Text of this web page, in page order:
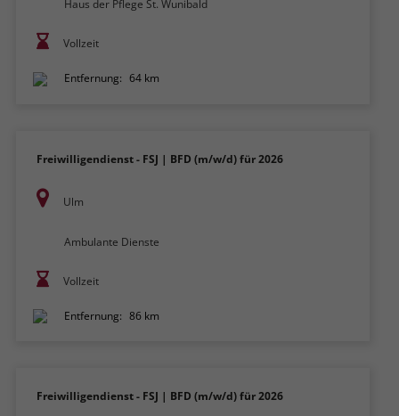
Haus der Pflege St. Wunibald
Vollzeit
Entfernung: 64 km
Freiwilligendienst - FSJ | BFD (m/w/d) für 2026
Ulm
Ambulante Dienste
Vollzeit
Entfernung: 86 km
Freiwilligendienst - FSJ | BFD (m/w/d) für 2026